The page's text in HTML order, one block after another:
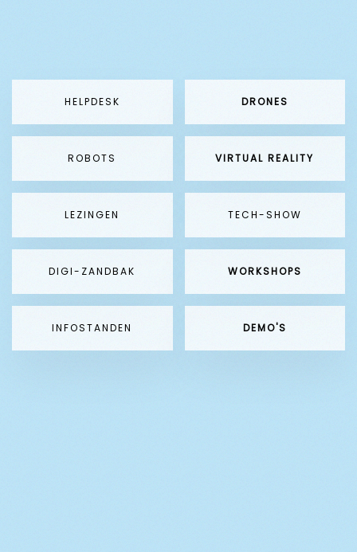
HELPDESK DRONES
ROBOTS VIRTUAL REALITY
LEZINGEN TECH-SHOW
DIGI-ZANDBAK WORKSHOPS
INFOSTANDEN DEMO'S